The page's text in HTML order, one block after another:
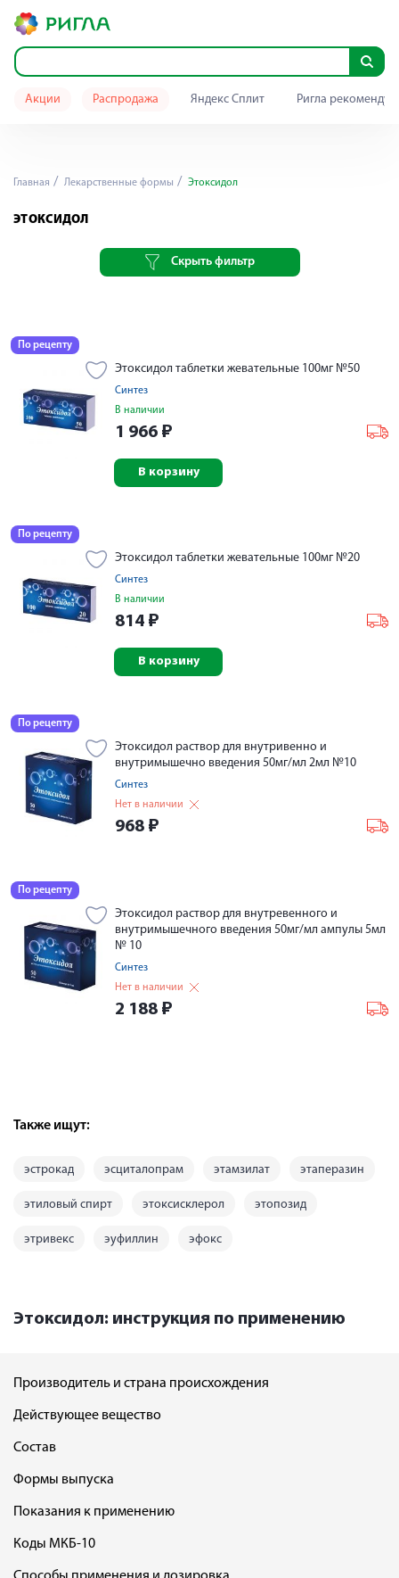
Акции Распродажа Яндекс Сплит Ригла
Главная Лекарственные формы Этоксидол
ЭТОКСИДОЛ
Скрыть фильтр
По рецепту
Этоксидол таблетки жевательные 100мг №50
Синтез
В наличии
1 966 ₽
В корзину
По рецепту
Этоксидол таблетки жевательные 100мг №20
Синтез
В наличии
814 ₽
В корзину
По рецепту
Этоксидол раствор для внутривенно и
внутримышечно введения 50мг/мл 2мл №10
Синтез
Нет в наличии
968 ₽
По рецепту
Этоксидол раствор для внутревенного и
внутримышечного введения 50мг/мл ампулы 5мл
№ 10
Синтез
Нет в наличии
2 188 ₽
Также ищут:
эстрокад эсциталопрам этамзилат этаперазин
этиловый спирт этоксисклерол этопозид
этривекс эуфиллин эфокс
Этоксидол: инструкция по применению
Производитель и страна происхождения
Действующее вещество
Состав
Формы выпуска
Показания к применению
Коды МКБ-10